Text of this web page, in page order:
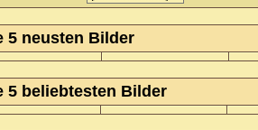
5 neusten Bilder
5 beliebtesten Bilder